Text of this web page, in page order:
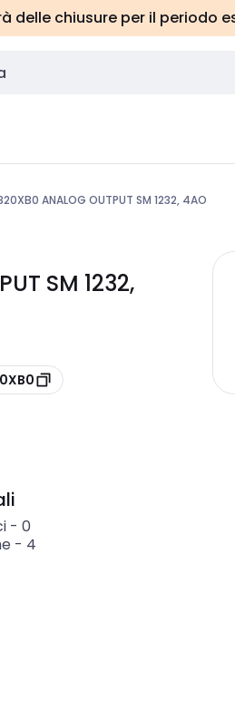
delle chiusure per il periodo
ANALOG OUTPUT SM 1232, 4AO
SM 1232,
- 0
- 4